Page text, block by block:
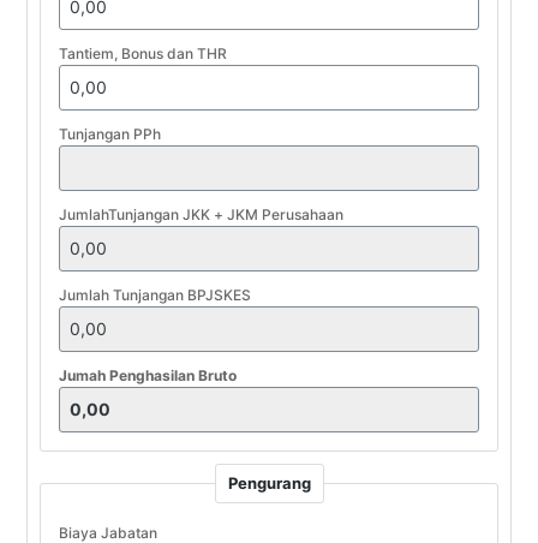
Tantiem, Bonus dan THR
Tunjangan PPh
JumlahTunjangan JKK + JKM Perusahaan
Jumlah Tunjangan BPJSKES
Jumah Penghasilan Bruto
Pengurang
Biaya Jabatan